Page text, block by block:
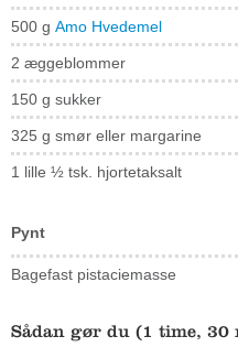
500 g Amo Hvedemel
2 æggeblommer
150 g sukker
325 g smør eller margarine
1 lille ½ tsk. hjortetaksalt
Pynt
Bagefast pistaciemasse
Sådan gør du (1 time, 30